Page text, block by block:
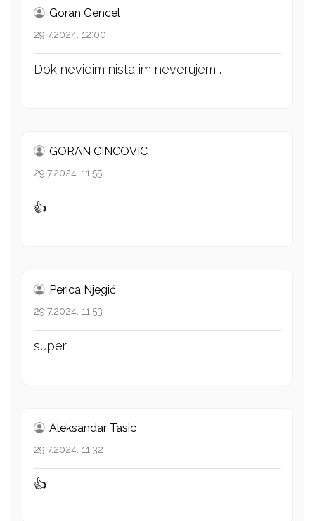
Goran Gencel
29.7.2024. 12:00
Dok nevidim nista im neverujem .
GORAN CINCOVIC
29.7.2024. 11:55
👍
Perica Njegić
29.7.2024. 11:53
super
Aleksandar Tasic
29.7.2024. 11:32
👍